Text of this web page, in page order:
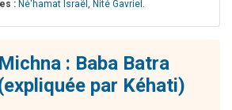
: Né'hamat Israël , Nité Gavriel .
Michna : Baba Batra
par Kéhati)